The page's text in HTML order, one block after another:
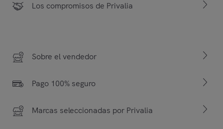
Los compromisos de Privalia
Sobre el vendedor
Pago 100% seguro
Marcas seleccionadas por Privalia